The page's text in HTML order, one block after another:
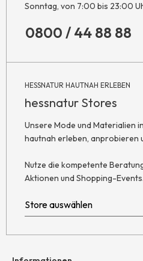
Sonntag, von 7:00 bis 23:00
0800 / 44 88 88
HESSNATUR HAUTNAH ERLEBEN
hessnatur Stores
Unsere Mode und Materialien
hautnah erleben, anprobieren
Nutze die kompetente
Aktionen und Shopping-Events.